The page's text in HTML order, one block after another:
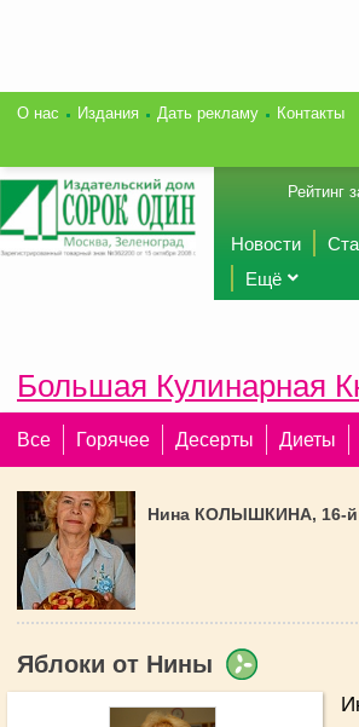
О нас Издания Дать рекламу
Контакты
Рейтинг
Новости
Ещё
Большая Кулинарная
Все Горячее Десерты Диеты
Нина КОЛЫШКИНА, 16-й
Яблоки от Нины